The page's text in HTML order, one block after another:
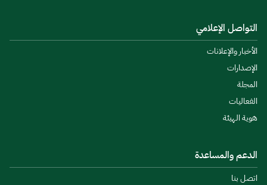
التواصل الإعلامي
الأخبار والإعلانات
الإصدارات
المجلة
الفعاليات
هوية الهيئة
الدعم والمساعدة
اتصل بنا